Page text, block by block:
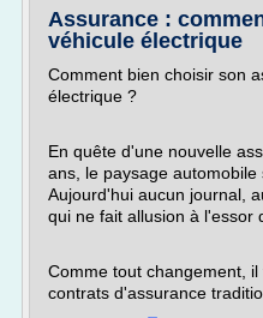
Assurance :
véhicule électrique
Comment bien choisir son
électrique ?
En quête d'une nouvelle
ans, le paysage automobile
Aujourd'hui aucun journal,
qui ne fait allusion à l'essor
Comme tout changement,
contrats d'assurance